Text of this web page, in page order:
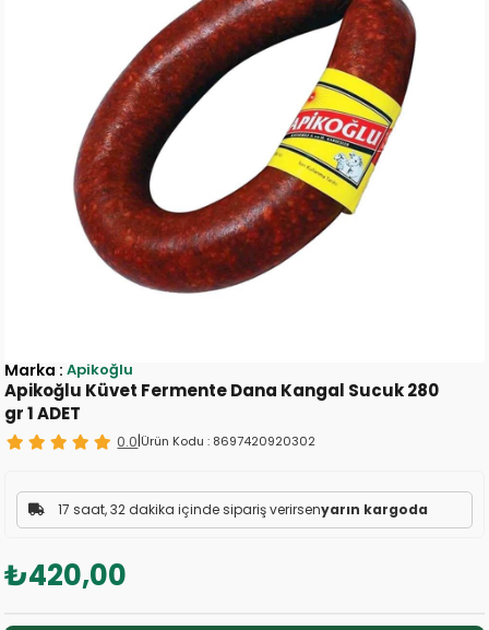
Apikoğlu Küvet Fermente Dana Kangal Sucuk 280
gr 1 ADET
0.0|Ürün Kodu : 8697420920302
17 saat, 32 dakika içinde sipariş verirsenyarın kargoda
₺420,00
Marka : Apikoğlu